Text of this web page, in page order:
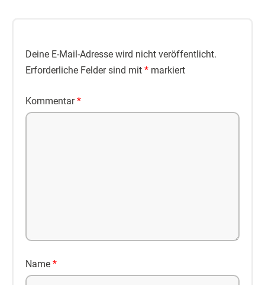
Deine E-Mail-Adresse wird nicht veröffentlicht.
Erforderliche Felder sind mit * markiert
Kommentar*
Name *